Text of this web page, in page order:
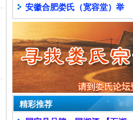
堂）宗谱二修颁谱庆典
安徽合肥娄氏（宽容堂）举
行迎谱暨二修一周年纪念活动
精彩推荐